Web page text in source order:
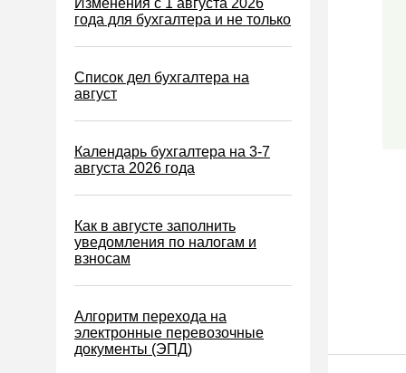
Туристический налог
Водный налог
Экологический налог
Налог на игорный бизнес
Акцизы
Возврат и зачет налогов
Налоговые проверки
Статистика
Самозанятые
Изменения с 1 августа 2026
года для бухгалтера и не только
Список дел бухгалтера на
август
Календарь бухгалтера на 3-7
августа 2026 года
Как в августе заполнить
уведомления по налогам и
взносам
Алгоритм перехода на
электронные перевозочные
документы (ЭПД)